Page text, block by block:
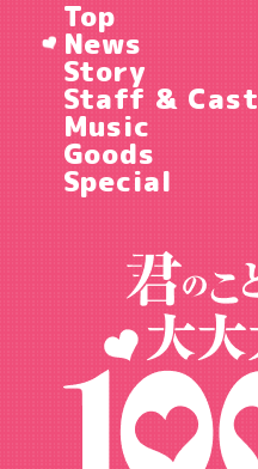
Top
News
Story
Staff & Cast
Music
Goods
Special